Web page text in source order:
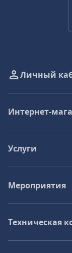
Личный
Интернет-
Услуги
Мероприятия
Техническая